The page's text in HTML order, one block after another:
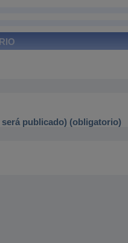
publicado) (obligatorio)